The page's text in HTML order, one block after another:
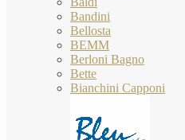
Bandini
Bellosta
BEMM
Berloni Bagno
Bette
Bianchini Capponi